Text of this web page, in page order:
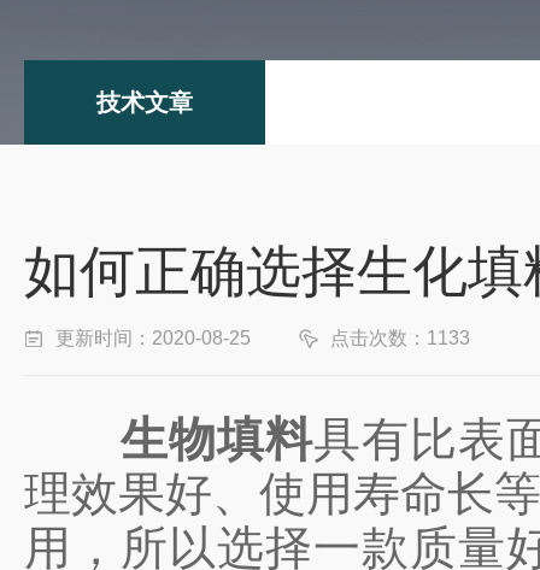
技术文章
如何正确选择生化
更新时间：2020-08-25 点击次数：1133
生物填料具有比表
理效果好、使用寿命长
用，所以选择一款质量